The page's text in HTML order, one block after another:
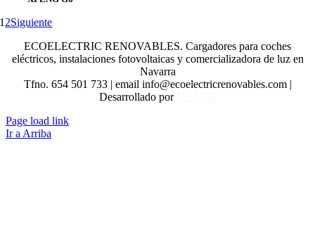
1 2Siguiente
ECOELECTRIC RENOVABLES. Cargadores para coches
eléctricos, instalaciones fotovoltaicas y comercializadora de luz en
Navarra
Tfno. 654 501 733 | email info@ecoelectricrenovables.com |
Desarrollado por
Page load link
Ir a Arriba